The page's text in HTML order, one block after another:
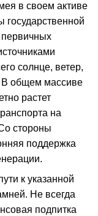
в своем активе
государственной
солнце, ветер,
В общем массиве
растет
на
стороны
поддержка
к указанной
Не всегда
подпитка